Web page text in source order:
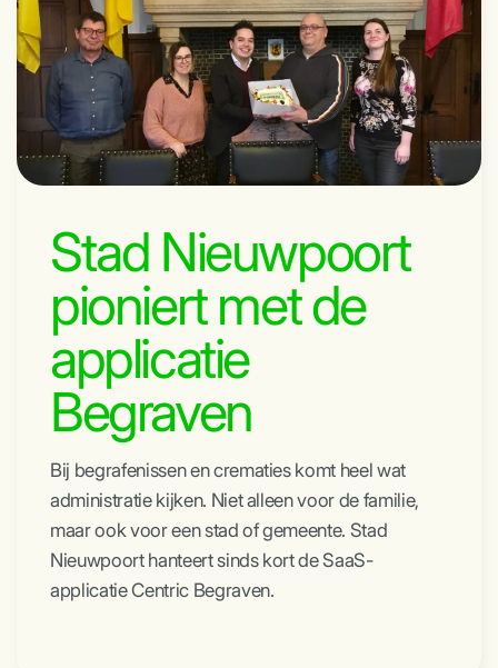
Stad Nieuwpoort
pioniert met de
applicatie
Begraven
Bij begrafenissen en crematies komt heel wat
administratie kijken. Niet alleen voor de familie,
maar ook voor een stad of gemeente. Stad
Nieuwpoort hanteert sinds kort de SaaS-
applicatie Centric Begraven.